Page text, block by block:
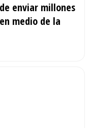
enviar millones
medio de la